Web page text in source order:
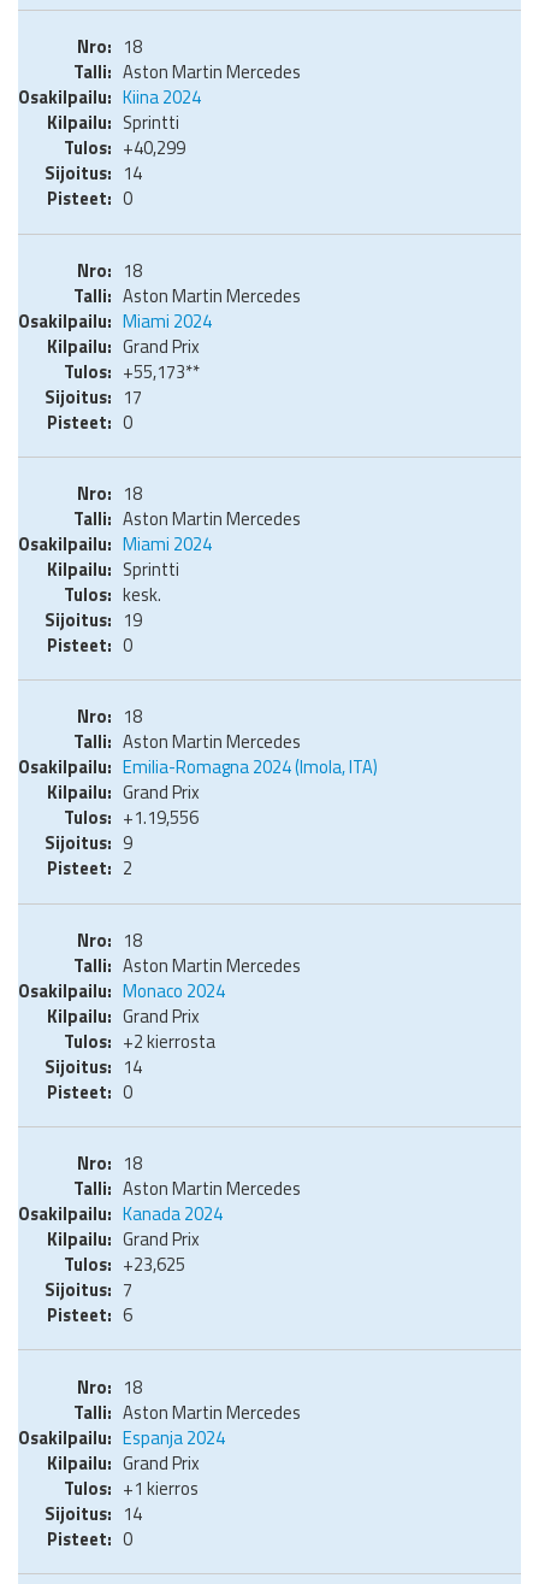
18
Aston Martin Mercedes
Kiina 2024
Sprintti
+40,299
14
0
18
Aston Martin Mercedes
Miami 2024
Grand Prix
+55,173**
17
0
18
Aston Martin Mercedes
Miami 2024
Sprintti
kesk.
19
0
18
Aston Martin Mercedes
Emilia-Romagna 2024 (Imola, ITA)
Grand Prix
+1.19,556
9
2
18
Aston Martin Mercedes
Monaco 2024
Grand Prix
+2 kierrosta
14
0
18
Aston Martin Mercedes
Kanada 2024
Grand Prix
+23,625
7
6
18
Aston Martin Mercedes
Espanja 2024
Grand Prix
+1 kierros
14
0